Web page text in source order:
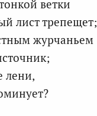
ветки
лист трепещет;
журчаньем
лени,